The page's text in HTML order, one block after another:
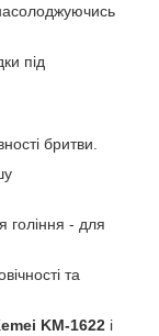
під
бритви.
гоління - для
та
KM-1622 і